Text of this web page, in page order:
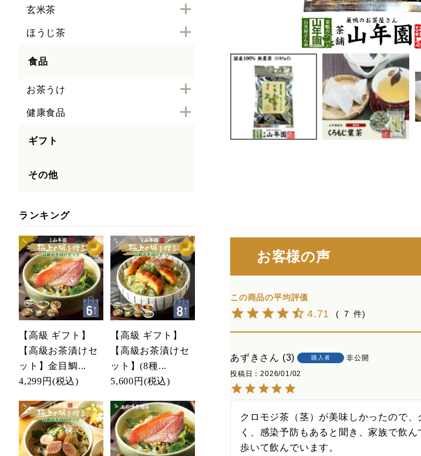
玄米茶
ほうじ茶
食品
お茶うけ
健康食品
ギフト
その他
ランキング
【高級 ギフト】
【高級お茶漬けセ
ット】金目鯛...
4,299円 (税込)
【高級 ギフト】
【高級お茶漬けセ
ット】(8種...
5,600円 (税込)
お客様の声
4.71 7
あずき 3 購入者
非公開
投稿日
2026/01/02
クロモジ茶（茎）が美味しかったので
く、感染予防もあると聞き、家族で飲
歩いて飲んでいます。